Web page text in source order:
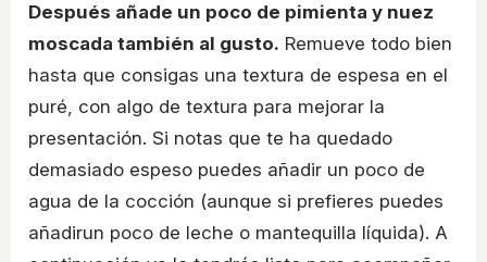
Después añade un poco de pimienta y nuez
moscada también al gusto. Remueve todo bien
hasta que consigas una textura de espesa en el
puré, con algo de textura para mejorar la
presentación. Si notas que te ha quedado
demasiado espeso puedes añadir un poco de
agua de la cocción (aunque si prefieres puedes
añadirun poco de leche o mantequilla líquida). A